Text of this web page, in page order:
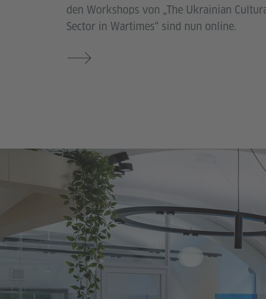
den Workshops von „The Ukrainian
Sector in Wartimes“ sind nun online.